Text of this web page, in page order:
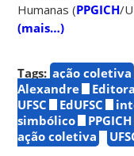
Humanas (PPGICH/
(mais…)
Tags: ação coletiva
Alexandre
UFSC
EdUFSC
simbólico
PPGICH
ação coletiva